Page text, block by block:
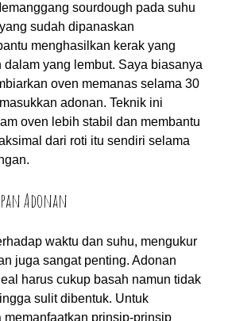
sourdough pada suhu
sudah dipanaskan
menghasilkan kerak yang
dalam yang lembut. Saya biasanya
oven memanas selama 30
adonan. Teknik ini
oven lebih stabil dan membantu
dari roti itu sendiri selama
Adonan
waktu dan suhu, mengukur
juga sangat penting. Adonan
harus cukup basah namun tidak
sulit dibentuk. Untuk
memanfaatkan prinsip-prinsip